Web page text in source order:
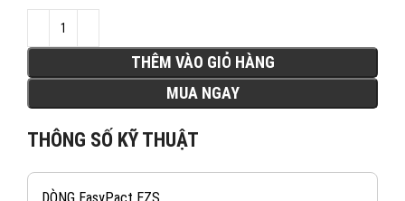
THÊM VÀO GIỎ HÀNG
MUA NGAY
THÔNG SỐ KỸ THUẬT